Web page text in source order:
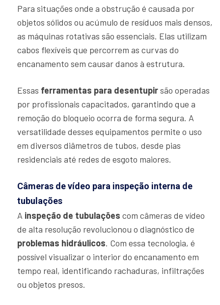
Para situações onde a obstrução é causada por
objetos sólidos ou acúmulo de resíduos mais densos,
as máquinas rotativas são essenciais. Elas utilizam
cabos flexíveis que percorrem as curvas do
encanamento sem causar danos à estrutura.
Essas ferramentas para desentupirsão operadas
por profissionais capacitados, garantindo que a
remoção do bloqueio ocorra de forma segura. A
versatilidade desses equipamentos permite o uso
em diversos diâmetros de tubos, desde pias
residenciais até redes de esgoto maiores.
Câmeras de vídeo para inspeção interna de
tubulações
A inspeção de tubulações com câmeras de vídeo
de alta resolução revolucionou o diagnóstico de
problemas hidráulicos. Com essa tecnologia, é
possível visualizar o interior do encanamento em
tempo real, identificando rachaduras, infiltrações
ou objetos presos.